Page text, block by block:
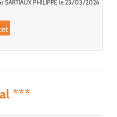
SARTIAUX PHILIPPE le 23/03/2026
***